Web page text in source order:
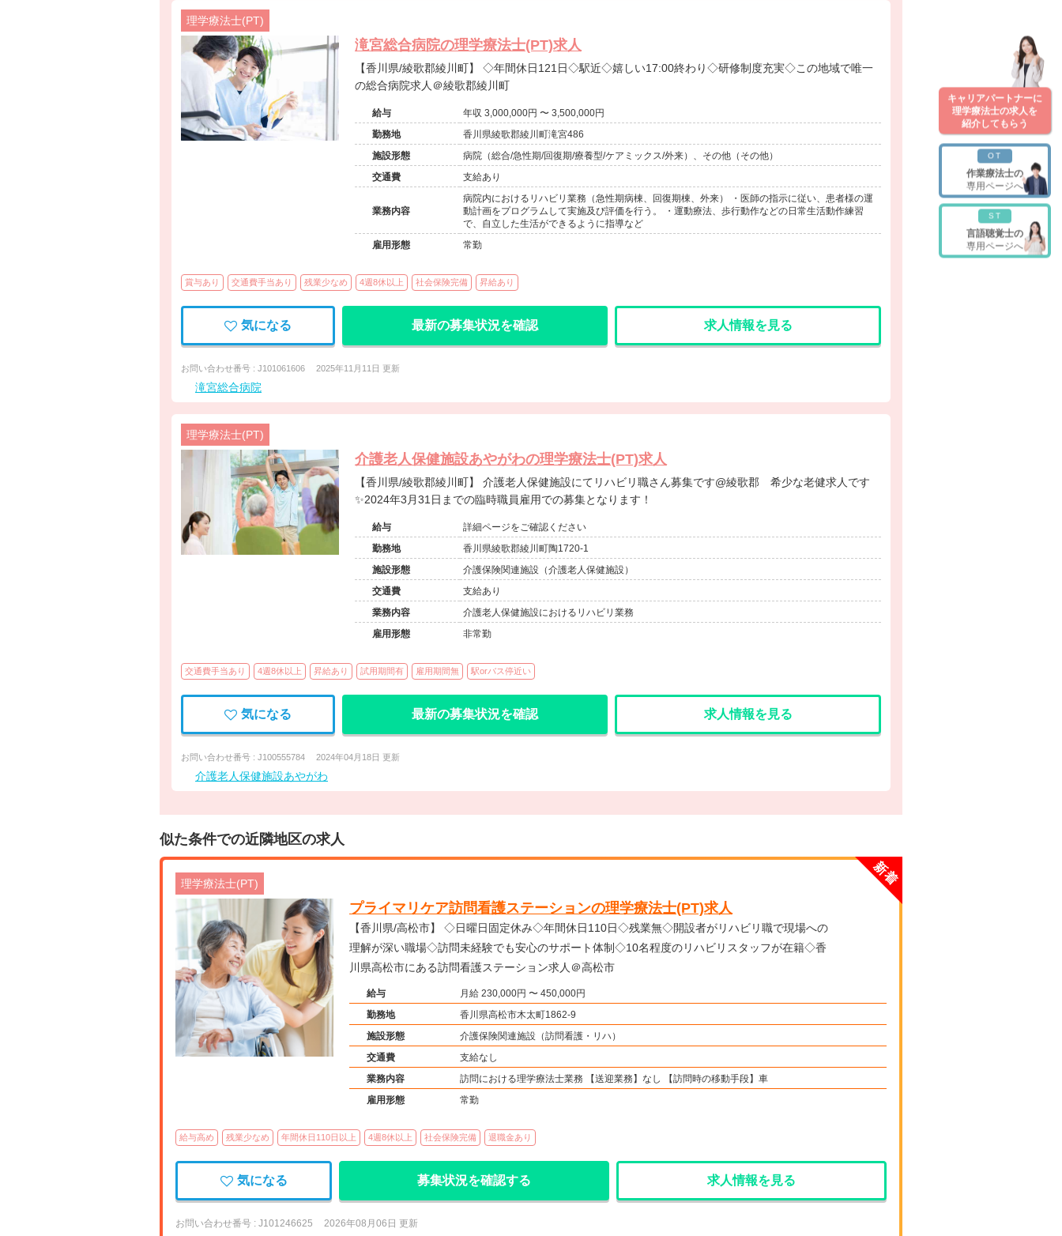
理学療法士(PT)
滝宮総合病院の理学療法士(PT)求人
【香川県/綾歌郡綾川町】 ◇年間休日121日◇駅近◇嬉しい17:00終わり◇研修制度充実◇この地域で唯一
の総合病院求人＠綾歌郡綾川町
給与
年収 3,000,000円 〜 3,500,000円
勤務地
香川県綾歌郡綾川町滝宮486
施設形態
病院（総合/急性期/回復期/療養型/ケアミックス/外来）、その他（その他）
交通費
支給あり
業務内容
病院内におけるリハビリ業務（急性期病棟、回復期棟、外来） ・医師の指示に従い、患者様の運
動計画をプログラムして実施及び評価を行う。 ・運動療法、歩行動作などの日常生活動作練習
で、自立した生活ができるように指導など
雇用形態
常勤
賞与あり 交通費手当あり 残業少なめ 4週8休以上 社会保険完備 昇給あり
気になる 最新の募集状況を確認 求人情報を見る
お問い合わせ番号 : J101061606 2025年11月11日 更新
滝宮総合病院
理学療法士(PT)
介護老人保健施設あやがわの理学療法士(PT)求人
【香川県/綾歌郡綾川町】 介護老人保健施設にてリハビリ職さん募集です@綾歌郡 希少な老健求人です
✨2024年3月31日までの臨時職員雇用での募集となります！
給与
詳細ページをご確認ください
勤務地
香川県綾歌郡綾川町陶1720-1
施設形態
介護保険関連施設（介護老人保健施設）
交通費
支給あり
業務内容
介護老人保健施設におけるリハビリ業務
雇用形態
非常勤
交通費手当あり 4週8休以上 昇給あり 試用期間有 雇用期間無 駅orバス停近い
気になる 最新の募集状況を確認 求人情報を見る
お問い合わせ番号 : J100555784 2024年04月18日 更新
介護老人保健施設あやがわ
似た条件での近隣地区の求人
理学療法士(PT)
プライマリケア訪問看護ステーションの理学療法士(PT)求人
【香川県/高松市】 ◇日曜日固定休み◇年間休日110日◇残業無◇開設者がリハビリ職で現場への
理解が深い職場◇訪問未経験でも安心のサポート体制◇10名程度のリハビリスタッフが在籍◇香
川県高松市にある訪問看護ステーション求人＠高松市
給与
月給 230,000円 〜 450,000円
勤務地
香川県高松市木太町1862-9
施設形態
介護保険関連施設（訪問看護・リハ）
交通費
支給なし
業務内容
訪問における理学療法士業務 【送迎業務】なし 【訪問時の移動手段】車
雇用形態
常勤
給与高め 残業少なめ 年間休日110日以上 4週8休以上 社会保険完備 退職金あり
気になる 募集状況を確認する 求人情報を見る
お問い合わせ番号 : J101246625 2026年08月06日 更新
キャリアパートナーに
理学療法士の求人を
紹介してもらう
OT
作業療法士の
専用ページへ
ST
言語聴覚士の
専用ページへ